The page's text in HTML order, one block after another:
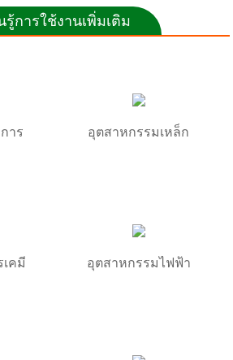
การใช้งานเพิ่มเติม
าร อุตสาหกรรมเหล็ก
คมี อุตสาหกรรมไฟฟ้า